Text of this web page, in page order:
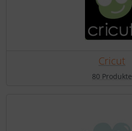
Cricut
80 Produkte